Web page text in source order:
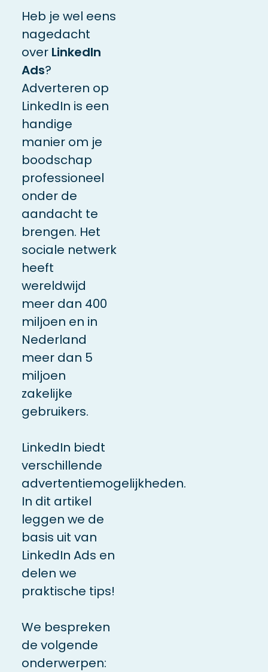
Heb je wel eens
nagedacht
over LinkedIn
Ads?
Adverteren op
LinkedIn is een
handige
manier om je
boodschap
professioneel
onder de
aandacht te
brengen. Het
sociale netwerk
heeft
wereldwijd
meer dan 400
miljoen en in
Nederland
meer dan 5
miljoen
zakelijke
gebruikers.
LinkedIn biedt
verschillende
advertentiemogelijkheden.
In dit artikel
leggen we de
basis uit van
LinkedIn Ads en
delen we
praktische tips!
We bespreken
de volgende
onderwerpen: